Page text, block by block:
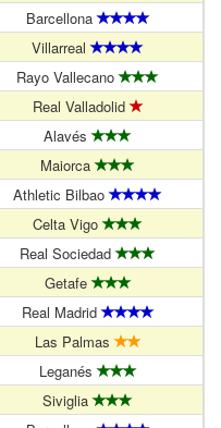
Barcellona
Villarreal
Rayo Vallecano
Real Valladolid
Alavés
Maiorca
Athletic Bilbao
Celta Vigo
Real Sociedad
Getafe
Real Madrid
Las Palmas
Leganés
Siviglia